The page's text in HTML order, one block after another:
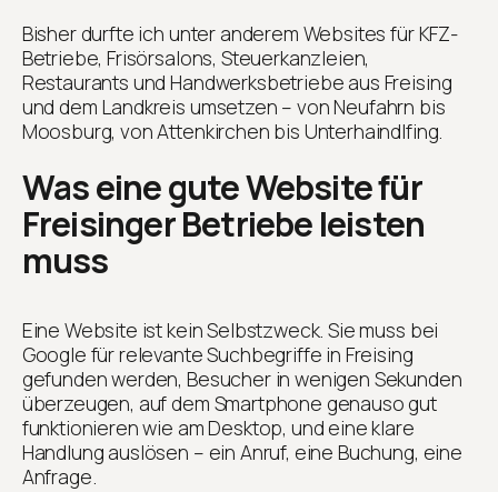
Bisher durfte ich unter anderem Websites für KFZ-
Betriebe, Frisörsalons, Steuerkanzleien,
Restaurants und Handwerksbetriebe aus Freising
und dem Landkreis umsetzen – von Neufahrn bis
Moosburg, von Attenkirchen bis Unterhaindlfing.
Was eine gute Website für
Freisinger Betriebe leisten
muss
Eine Website ist kein Selbstzweck. Sie muss bei
Google für relevante Suchbegriffe in Freising
gefunden werden, Besucher in wenigen Sekunden
überzeugen, auf dem Smartphone genauso gut
funktionieren wie am Desktop, und eine klare
Handlung auslösen – ein Anruf, eine Buchung, eine
Anfrage.